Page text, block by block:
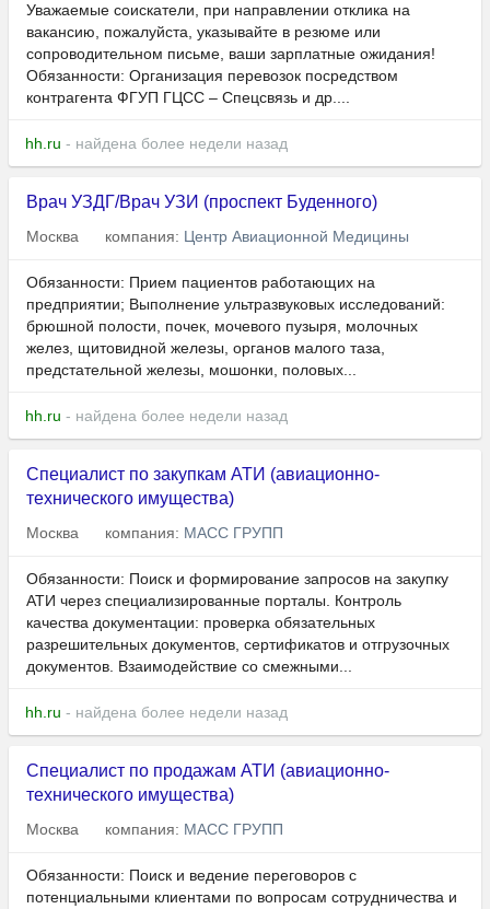
Уважаемые соискатели, при направлении отклика на
вакансию, пожалуйста, указывайте в резюме или
сопроводительном письме, ваши зарплатные ожидания!
Обязанности: Организация перевозок посредством
контрагента ФГУП ГЦСС – Спецсвязь и др....
hh.ru - найдена более недели назад
Врач УЗДГ/Врач УЗИ (проспект Буденного)
Москва компания: Центр Авиационной Медицины
Обязанности: Прием пациентов работающих на
предприятии; Выполнение ультразвуковых исследований:
брюшной полости, почек, мочевого пузыря, молочных
желез, щитовидной железы, органов малого таза,
предстательной железы, мошонки, половых...
hh.ru - найдена более недели назад
Специалист по закупкам АТИ (авиационно-
технического имущества)
Москва компания: МАСС ГРУПП
Обязанности: Поиск и формирование запросов на закупку
АТИ через специализированные порталы. Контроль
качества документации: проверка обязательных
разрешительных документов, сертификатов и отгрузочных
документов. Взаимодействие со смежными...
hh.ru - найдена более недели назад
Специалист по продажам АТИ (авиационно-
технического имущества)
Москва компания: МАСС ГРУПП
Обязанности: Поиск и ведение переговоров с
потенциальными клиентами по вопросам сотрудничества и